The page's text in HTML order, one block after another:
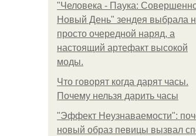
"Человека - Паука:
Новый День" зендея выбрала
просто очередной наряд, а
настоящий артефакт высокой
моды.
Что говорят когда дарят часы.
Почему нельзя дарить часы
"Эффект Неузнаваемости":
новый образ певицы вызвал